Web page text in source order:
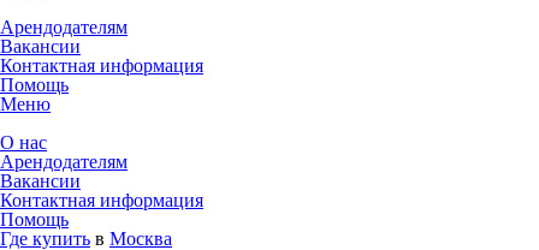
Арендодателям
Вакансии
Контактная информация
Помощь
Меню
О нас
Арендодателям
Вакансии
Контактная информация
Помощь
Где купить в Москва